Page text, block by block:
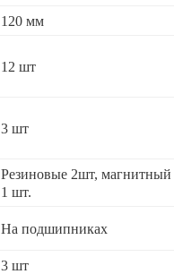
120 мм
12 шт
3 шт
Резиновые 2шт, магнитный
1 шт.
На подшипниках
3 шт